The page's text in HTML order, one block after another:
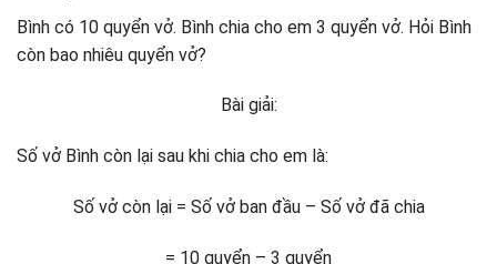
Bình có 10 quyển vở. Bình chia cho em 3 quyển vở. Hỏi Bình
còn bao nhiêu quyển vở?
Bài giải:
Số vở Bình còn lại sau khi chia cho em là:
Số vở còn lại = Số vở ban đầu – Số vở đã chia
= 10 quyển – 3 quyển